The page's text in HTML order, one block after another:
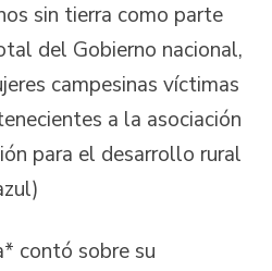
sin tierra como parte
del Gobierno nacional,
campesinas víctimas
a la asociación
para el desarrollo rural
contó sobre su